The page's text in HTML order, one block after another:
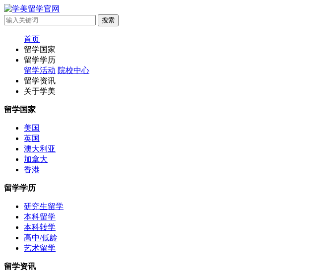
首页
留学国家
留学学历
留学活动 院校中心
留学资讯
关于学美
留学国家
美国
英国
澳大利亚
加拿大
香港
留学学历
研究生留学
本科留学
本科转学
高中/低龄
艺术留学
留学资讯